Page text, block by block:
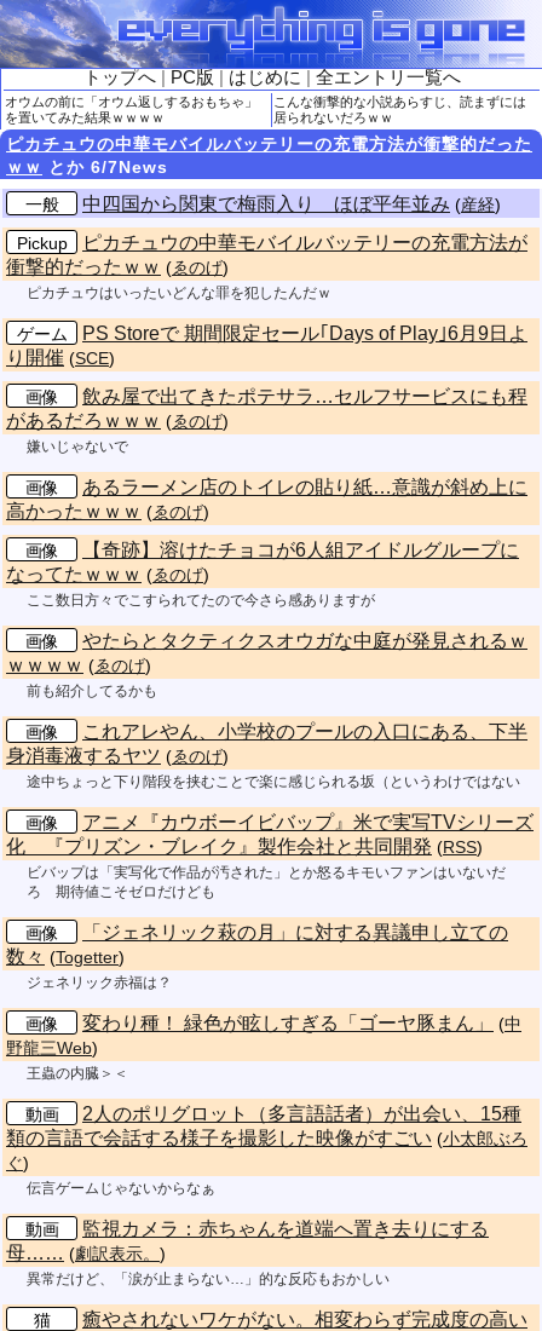
トップへ| PC版 | はじめに | 全エントリ一覧へ
オウムの前に「オウム返しするおもちゃ」
を置いてみた結果ｗｗｗｗ
こんな衝撃的な小説あらすじ、読まずには
居られないだろｗｗ
ピカチュウの中華モバイルバッテリーの充電方法が衝撃的だった
ｗｗ
とか 6/7News
一般
中四国から関東で梅雨入り ほぼ平年並み (産経)
Pickup
ピカチュウの中華モバイルバッテリーの充電方法が
衝撃的だったｗｗ (ゑのげ)
ピカチュウはいったいどんな罪を犯したんだｗ
ゲーム
PS Storeで 期間限定セール｢Days of Play｣6月9日よ
り開催 (SCE)
画像
飲み屋で出てきたポテサラ…セルフサービスにも程
があるだろｗｗｗ (ゑのげ)
嫌いじゃないで
画像
あるラーメン店のトイレの貼り紙…意識が斜め上に
高かったｗｗｗ (ゑのげ)
画像
【奇跡】溶けたチョコが6人組アイドルグループに
なってたｗｗｗ (ゑのげ)
ここ数日方々でこすられてたので今さら感ありますが
画像
やたらとタクティクスオウガな中庭が発見されるｗ
ｗｗｗｗ (ゑのげ)
前も紹介してるかも
画像
これアレやん、小学校のプールの入口にある、下半
身消毒液するヤツ (ゑのげ)
途中ちょっと下り階段を挟むことで楽に感じられる坂（というわけではない
画像
アニメ『カウボーイビバップ』米で実写TVシリーズ
化 『プリズン・ブレイク』製作会社と共同開発 (RSS)
ビバップは「実写化で作品が汚された」とか怒るキモいファンはいないだ
ろ 期待値こそゼロだけども
画像
「ジェネリック萩の月」に対する異議申し立ての
数々 (Togetter)
ジェネリック赤福は？
画像 変わり種！ 緑色が眩しすぎる「ゴーヤ豚まん」 (中
野龍三Web)
王蟲の内臓＞＜
動画
2人のポリグロット（多言語話者）が出会い、15種
類の言語で会話する様子を撮影した映像がすごい (小太郎ぶろ
ぐ)
伝言ゲームじゃないからなぁ
動画
監視カメラ：赤ちゃんを道端へ置き去りにする
母…… (劇訳表示。 )
異常だけど、「涙が止まらない…」的な反応もおかしい
猫
癒やされないワケがない。相変わらず完成度の高い